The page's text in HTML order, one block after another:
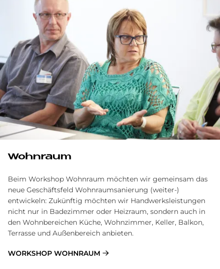
Wohnraum
Beim Workshop Wohnraum möchten wir gemeinsam das
neue Geschäftsfeld Wohnraumsanierung (weiter-)
entwickeln: Zukünftig möchten wir Handwerksleistungen
nicht nur in Badezimmer oder Heizraum, sondern auch in
den Wohnbereichen Küche, Wohnzimmer, Keller, Balkon,
Terrasse und Außenbereich anbieten.
WORKSHOP WOHNRAUM